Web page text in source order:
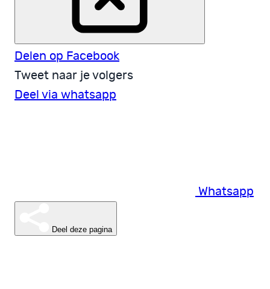
Delen op Facebook
Tweet naar je volgers
Deel via whatsapp
Whatsapp
Deel deze pagina